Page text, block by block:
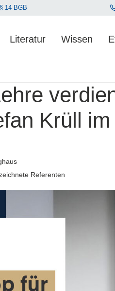
14 BGB
Literatur Wissen
beträgt 0,00 €.
Krüll
Referenten